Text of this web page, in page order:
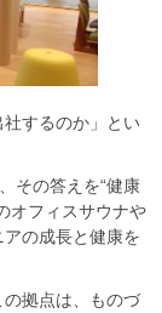
するのか」とい
その答えを“健康
オフィスサウナや
の成長と健康を
拠点は、ものづ